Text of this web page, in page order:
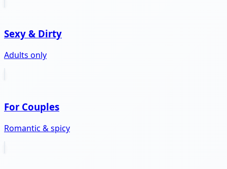
Sexy & Dirty
Adults only
For Couples
Romantic & spicy